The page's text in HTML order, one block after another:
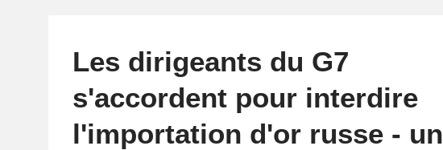
Les dirigeants du G7
s'accordent pour interdire
l'importation d'or russe - un